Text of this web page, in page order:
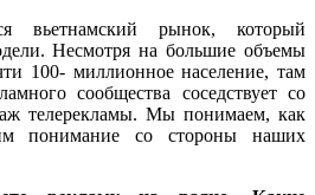
вьетнамский рынок, который
Несмотря на большие объемы
100- миллионное население, там
сообщества соседствует со
телерекламы. Мы понимаем, как
понимание со стороны наших